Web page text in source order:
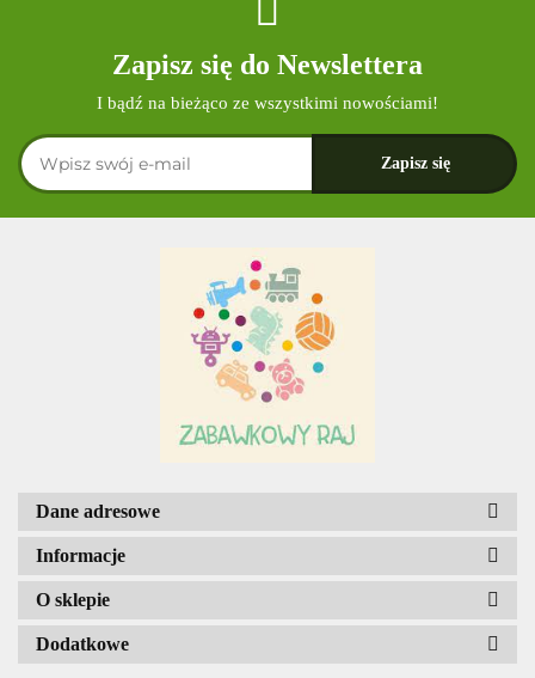
Zapisz się do Newslettera
I bądź na bieżąco ze wszystkimi nowościami!
Dane adresowe
Informacje
O sklepie
Dodatkowe